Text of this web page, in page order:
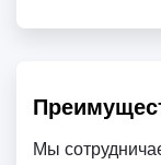
Мы